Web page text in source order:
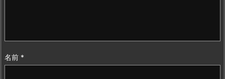
名前 *